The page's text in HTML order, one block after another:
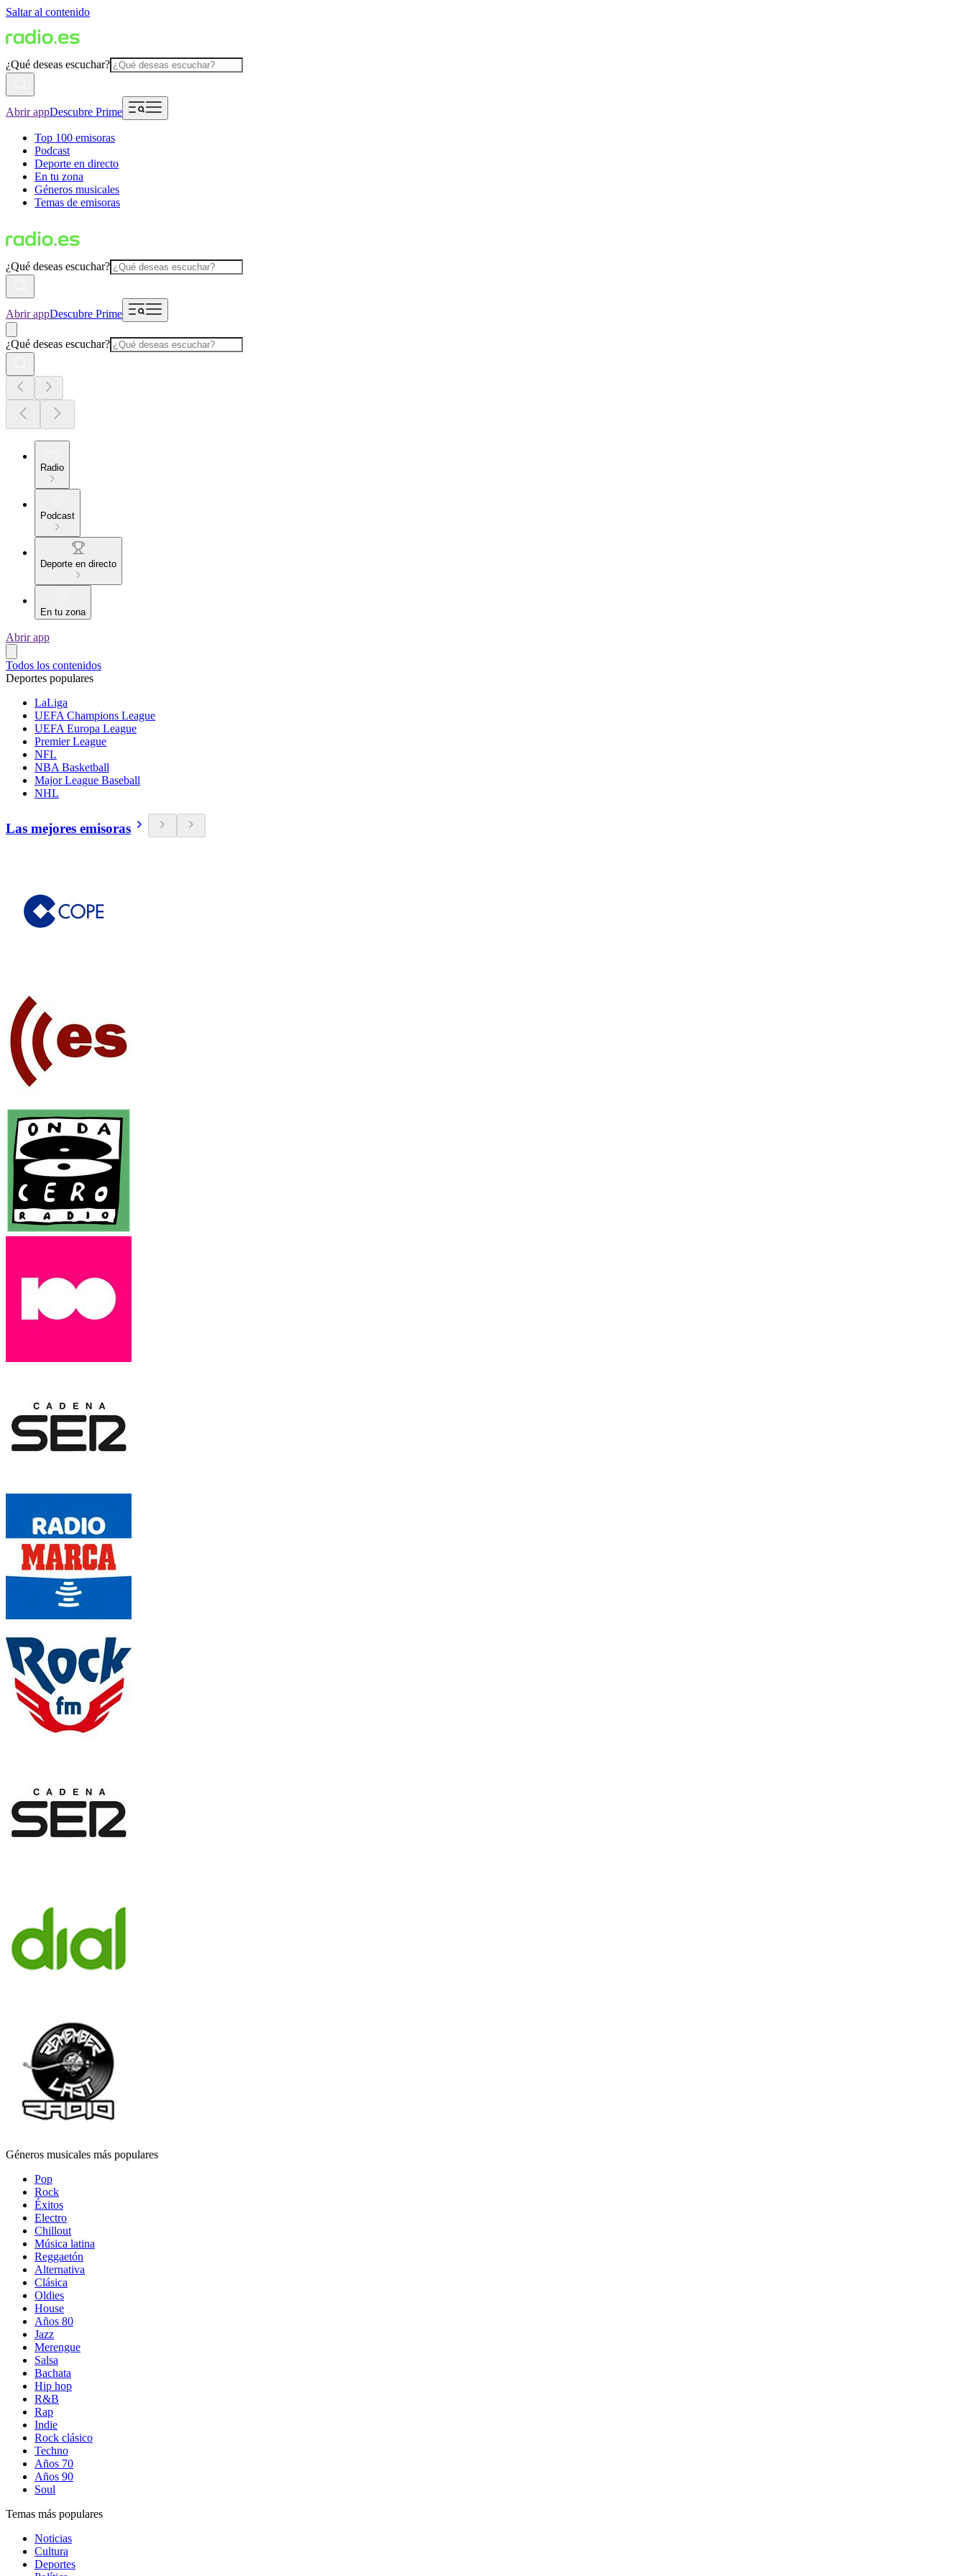
Saltar al contenido
¿Qué deseas escuchar?
Abrir appDescubre Prime
Top 100 emisoras
Podcast
Deporte en directo
En tu zona
Géneros musicales
Temas de emisoras
¿Qué deseas escuchar?
Abrir appDescubre Prime
¿Qué deseas escuchar?
Radio
Podcast
Deporte en directo
En tu zona
Abrir app
Todos los contenidos
Deportes populares
LaLiga
UEFA Champions League
UEFA Europa League
Premier League
NFL
NBA Basketball
Major League Baseball
NHL
Las mejores emisoras
Géneros musicales más populares
Pop
Rock
Éxitos
Electro
Chillout
Música latina
Reggaetón
Alternativa
Clásica
Oldies
House
Años 80
Jazz
Merengue
Salsa
Bachata
Hip hop
R&B
Rap
Indie
Rock clásico
Techno
Años 70
Años 90
Soul
Temas más populares
Noticias
Cultura
Deportes